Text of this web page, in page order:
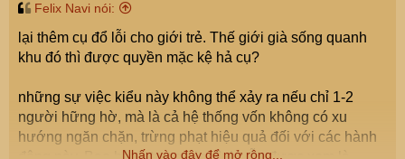
Felix Navi nói:
lại thêm cụ đổ lỗi cho giới trẻ. Thế giới già sống quanh
khu đó thì được quyền mặc kệ hả cụ?
những sự việc kiểu này không thể xảy ra nếu chỉ 1-2
người hững hờ, mà là cả hệ thống vốn không có xu
hướng ngăn chặn, trừng phạt hiệu quả đối với các hành
Nhấn vào đây để mở rộng...